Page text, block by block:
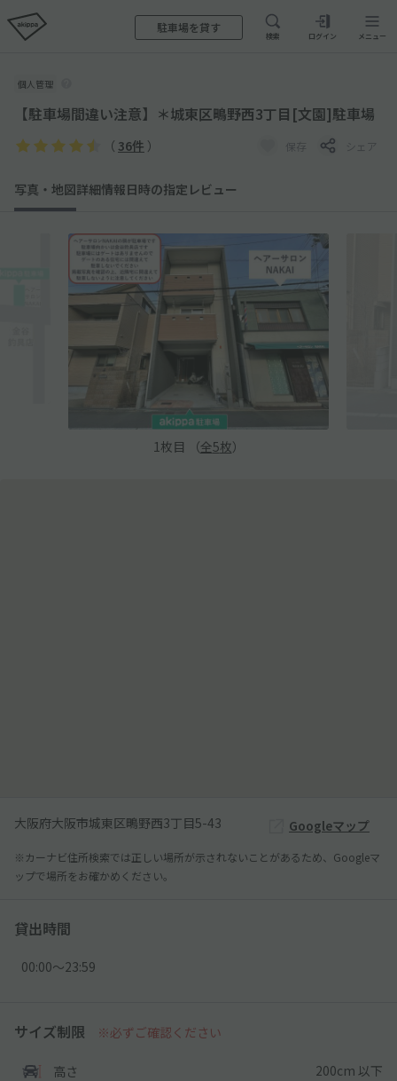
駐車場を貸す
検索 ログイン メニュー
個人管理
【駐車場間違い注意】＊城東区鴫野西3丁目[文園]駐車場
（ 36件 ） 保存 シェア
写真・地図詳細情報日時の指定 レビュー
1 枚目 （全5枚）
大阪府大阪市城東区鴫野西3丁目5-43 Googleマップ
※カーナビ住所検索では正しい場所が示されないことがあるため、Googleマ
ップで場所をお確かめください。
貸出時間
00:00〜23:59
サイズ制限 ※必ずご確認ください
高さ 200cm 以下